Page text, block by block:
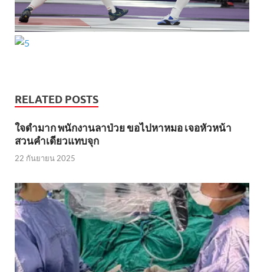
RELATED POSTS
ใจดำมาก พนักงานลาป่วย ขอไปหาหมอ เจอหัวหน้า
สวนคำเดียวแทบจุก
22 กันยายน 2025